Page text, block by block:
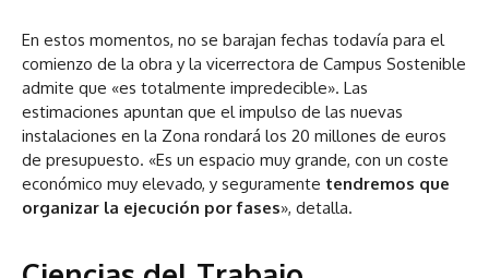
En estos momentos, no se barajan fechas todavía para el
comienzo de la obra y la vicerrectora de Campus Sostenible
admite que «es totalmente impredecible». Las
estimaciones apuntan que el impulso de las nuevas
instalaciones en la Zona rondará los 20 millones de euros
de presupuesto. «Es un espacio muy grande, con un coste
económico muy elevado, y seguramente tendremos que
organizar la ejecución por fases», detalla.